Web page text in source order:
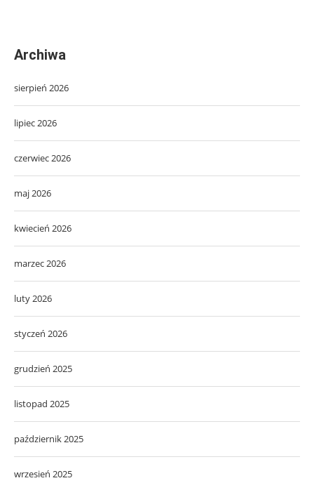
Archiwa
sierpień 2026
lipiec 2026
czerwiec 2026
maj 2026
kwiecień 2026
marzec 2026
luty 2026
styczeń 2026
grudzień 2025
listopad 2025
październik 2025
wrzesień 2025